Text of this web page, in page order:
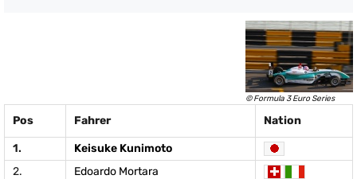
© Formula 3 Euro Series
Pos Fahrer Nation
1.
Keisuke Kunimoto
2.
Edoardo Mortara